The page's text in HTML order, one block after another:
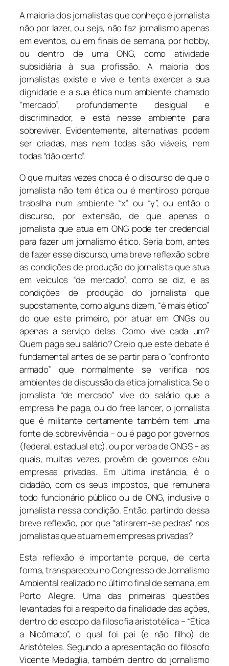
A maioria dos jornalistas que conheço é jornalista
não por lazer, ou seja, não faz jornalismo apenas
em eventos, ou em finais de semana, por hobby,
ou dentro de uma ONG, como atividade
subsidiária à sua profissão. A maioria dos
jornalistas existe e vive e tenta exercer a sua
dignidade e a sua ética num ambiente chamado
“mercado”, profundamente desigual e
discriminador, e está nesse ambiente para
sobreviver. Evidentemente, alternativas podem
ser criadas, mas nem todas são viáveis, nem
todas “dão certo”.
O que muitas vezes choca é o discurso de que o
jornalista não tem ética ou é mentiroso porque
trabalha num ambiente “x” ou “y”, ou então o
discurso, por extensão, de que apenas o
jornalista que atua em ONG pode ter credencial
para fazer um jornalismo ético. Seria bom, antes
de fazer esse discurso, uma breve reflexão sobre
as condições de produção do jornalista que atua
em veículos “de mercado”, como se diz, e as
condições de produção do jornalista que
supostamente, como alguns dizem, “é mais ético”
do que este primeiro, por atuar em ONGs ou
apenas a serviço delas. Como vive cada um?
Quem paga seu salário? Creio que este debate é
fundamental antes de se partir para o “confronto
armado” que normalmente se verifica nos
ambientes de discussão da ética jornalística. Se o
jornalista “de mercado” vive do salário que a
empresa lhe paga, ou do free lancer, o jornalista
que é militante certamente também tem uma
fonte de sobrevivência – ou é pago por governos
(federal, estadual etc), ou por verba de ONGS – as
quais, muitas vezes, provêm de governos e/ou
empresas privadas. Em última instância, é o
cidadão, com os seus impostos, que remunera
todo funcionário público ou de ONG, inclusive o
jornalista nessa condição. Então, partindo dessa
breve reflexão, por que “atirarem-se pedras” nos
jornalistas que atuam em empresas privadas?
Esta reflexão é importante porque, de certa
forma, transpareceu no Congresso de Jornalismo
Ambiental realizado no último final de semana, em
Porto Alegre. Uma das primeiras questões
levantadas foi a respeito da finalidade das ações,
dentro do escopo da filosofia aristotélica – “Ética
a Nicômaco”, o qual foi pai (e não filho) de
Aristóteles. Segundo a apresentação do filósofo
Vicente Medaglia, também dentro do jornalismo